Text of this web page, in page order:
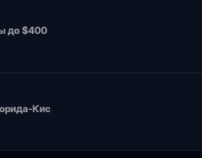
до $400
Кис